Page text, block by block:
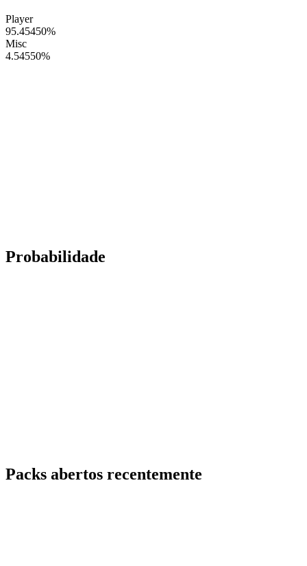
Player
95.45450%
Misc
4.54550%
Probabilidade
Packs abertos recentemente